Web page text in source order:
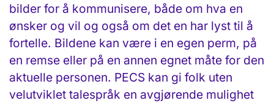
bilder for å kommunisere, både om hva en
ønsker og vil og også om det en har lyst til å
fortelle. Bildene kan være i en egen perm, på
en remse eller på en annen egnet måte for den
aktuelle personen. PECS kan gi folk uten
velutviklet talespråk en avgjørende mulighet